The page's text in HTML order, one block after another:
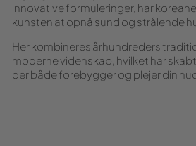
innovative formuleringer, har
kunsten at opnå sund og strålende
Her kombineres århundreders
moderne videnskab, hvilket har
der både forebygger og plejer din